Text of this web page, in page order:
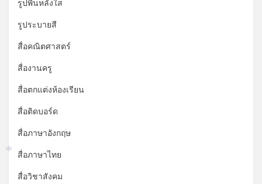
รูปพื้นหลังใส
รูประบายสี
สื่อคณิตศาสตร์
สื่องานครู
สื่อตกแต่งห้องเรียน
สื่อติดบอร์ด
สื่อภาษาอังกฤษ
สื่อภาษาไทย
สื่อวิชาสังคม